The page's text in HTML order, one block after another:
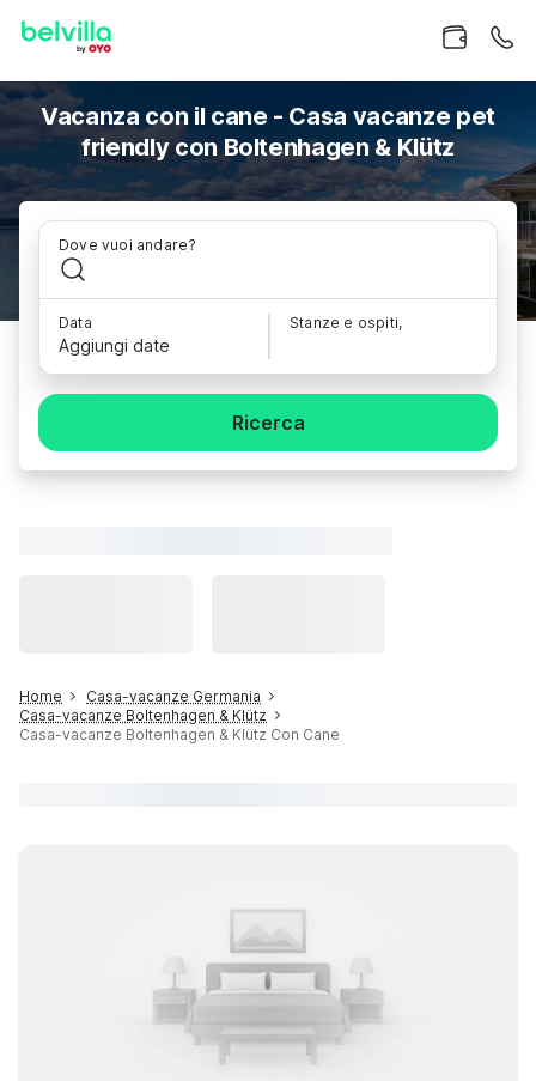
Vacanza con il cane - Casa vacanze pet
friendly con Boltenhagen & Klütz
Dove vuoi andare?
Data
Aggiungi date
Stanze e ospiti,
Ricerca
Home
Casa-vacanze Germania
Casa-vacanze Boltenhagen & Klütz
Casa-vacanze Boltenhagen & Klütz Con Cane